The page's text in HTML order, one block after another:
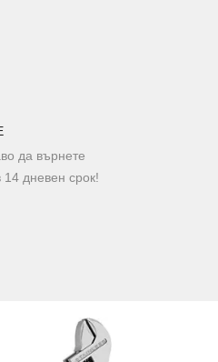
да върнете
14 дневен срок!